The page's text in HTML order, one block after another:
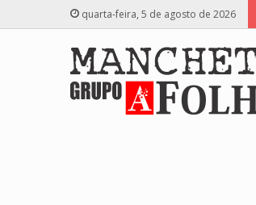
quarta-feira, 5 de agosto de 2026